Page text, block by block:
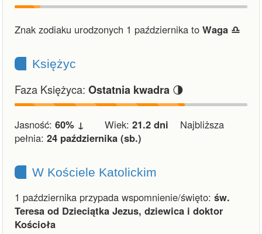
Znak zodiaku urodzonych 1 października to Waga ♎︎
Księżyc
Faza Księżyca: Ostatnia kwadra 🌗
Jasność: 60% ↓ Wiek: 21.2 dni Najbliższa
pełnia: 24 października (sb.)
W Kościele Katolickim
1 października przypada wspomnienie/święto: św.
Teresa od Dzieciątka Jezus, dziewica i doktor
Kościoła